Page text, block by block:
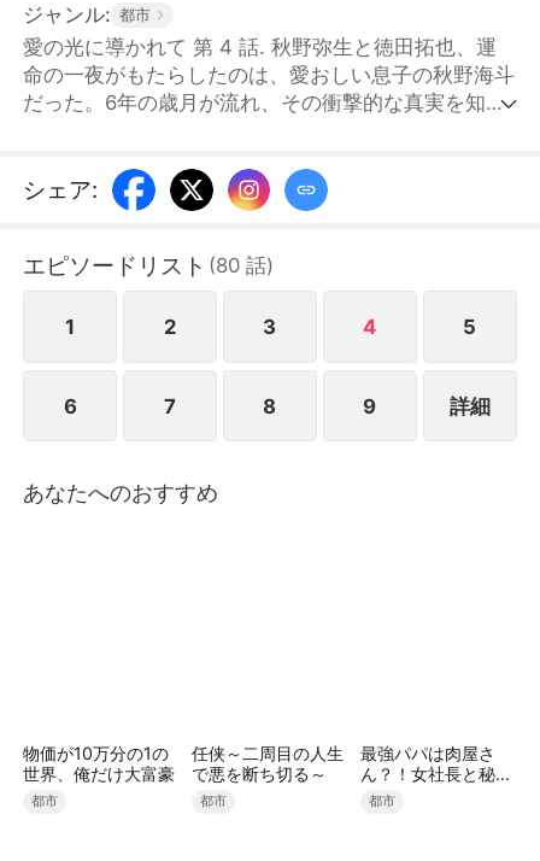
ジャンル: 都市
愛の光に導かれて 第 4 話. 秋野弥生と徳田拓也、運
命の一夜がもたらしたのは、愛おしい息子の秋野海斗
だった。6年の歳月が流れ、その衝撃的な真実を知っ
び燃やし始める。二人の間に再び芽生えた情熱は、や
がて強い絆へと変わる。海斗が徳田家に認められる
思わなかった幸福な生活を手に入れる。
シェア:
エピソードリスト (80 話)
1 2 3 4 5
6 7 8 9 詳細
あなたへのおすすめ
物価が10万分の1の
世界、俺だけ大富豪
都市
任侠～二周目の人生
で悪を断ち切る～
都市
最強パパは肉屋さ
ん？！女社長と秘密
の娘を溺愛中（吹き
替え）
都市